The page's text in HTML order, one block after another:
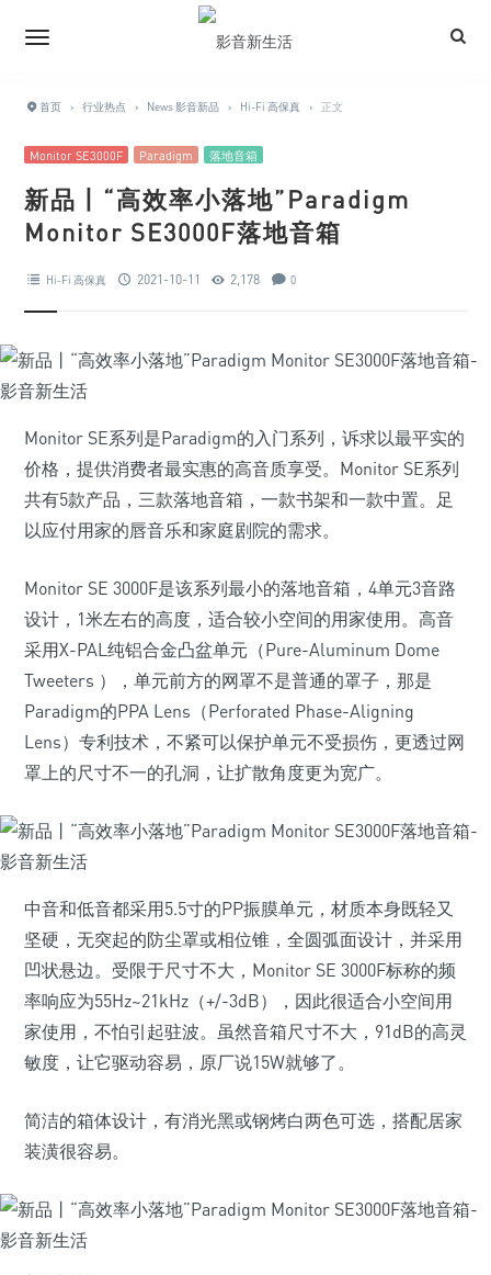
首页 › 行业热点 › News 影音新品 › Hi-Fi 高保真 › 正文
Monitor SE3000F Paradigm 落地音箱
新品丨“高效率小落地”Paradigm
Monitor SE3000F落地音箱
Hi-Fi 高保真 2021-10-11 2,178 0
Monitor SE系列是Paradigm的入门系列，诉求以最平实的
价格，提供消费者最实惠的高音质享受。Monitor SE系列
共有5款产品，三款落地音箱，一款书架和一款中置。足
以应付用家的唇音乐和家庭剧院的需求。
Monitor SE 3000F是该系列最小的落地音箱，4单元3音路
设计，1米左右的高度，适合较小空间的用家使用。高音
采用X-PAL纯铝合金凸盆单元（Pure-Aluminum Dome
Tweeters ），单元前方的网罩不是普通的罩子，那是
Paradigm的PPA Lens（Perforated Phase-Aligning
Lens）专利技术，不紧可以保护单元不受损伤，更透过网
罩上的尺寸不一的孔洞，让扩散角度更为宽广。
中音和低音都采用5.5寸的PP振膜单元，材质本身既轻又
坚硬，无突起的防尘罩或相位锥，全圆弧面设计，并采用
凹状悬边。受限于尺寸不大，Monitor SE 3000F标称的频
率响应为55Hz~21kHz（+/-3dB），因此很适合小空间用
家使用，不怕引起驻波。虽然音箱尺寸不大，91dB的高灵
敏度，让它驱动容易，原厂说15W就够了。
简洁的箱体设计，有消光黑或钢烤白两色可选，搭配居家
装潢很容易。